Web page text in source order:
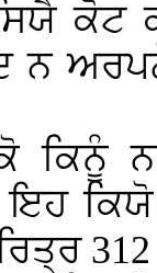
ਕੋਟ
ਨ